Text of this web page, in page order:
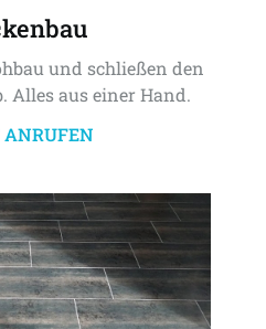
und schließen den
Alles aus einer Hand.